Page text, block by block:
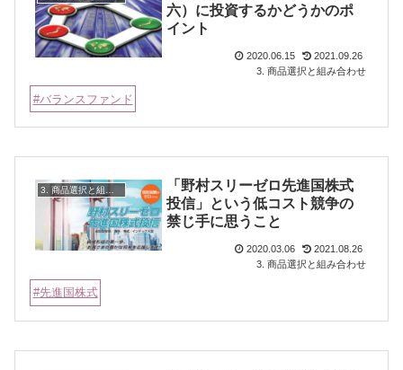
六）に投資するかどうかのポ
イント
2020.06.15
2021.09.26
3. 商品選択と組み合わせ
バランスファンド
「野村スリーゼロ先進国株式
投信」という低コスト競争の
禁じ手に思うこと
2020.03.06
2021.08.26
3. 商品選択と組み合わせ
先進国株式